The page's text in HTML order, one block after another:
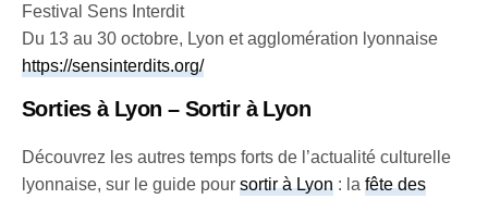
Festival Sens Interdit
Du 13 au 30 octobre, Lyon et agglomération lyonnaise
https://sensinterdits.org/
Sorties à Lyon – Sortir à Lyon
Découvrez les autres temps forts de l’actualité culturelle
lyonnaise, sur le guide poursortir à Lyon : lafête des